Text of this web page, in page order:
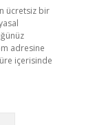
ücretsiz bir
adresine
içerisinde